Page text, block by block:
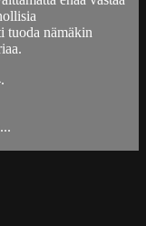
tuoda nämäkin